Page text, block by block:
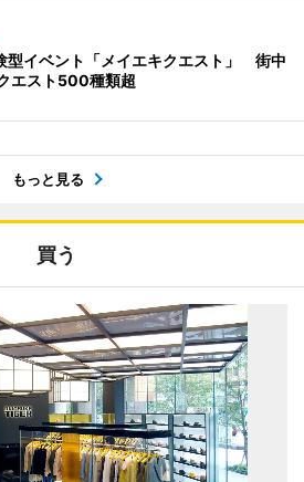
型イベント「メイエキクエスト」 街中
エスト500種類超
もっと見る
買う